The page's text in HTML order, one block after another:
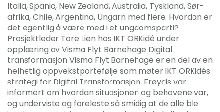
Italia, Spania, New Zealand, Australia, Tyskland, Sør-
afrika, Chile, Argentina, Ungarn med flere. Hvordan er
det egentlig å være med i et ungdomsparti?
Prosjektleder Tore Lien hos IKT ORKidé under
opplæring av Visma Flyt Barnehage Digital
transformasjon Visma Flyt Barnehage er en del av en
helhetlig oppvekstportefølje som møter IKT ORKidés
strategi for Digital Transformasjon. Frøydis var
informert om hvordan situasjonen og behovene var,
og underviste og foreleste så smidig at de alle ble